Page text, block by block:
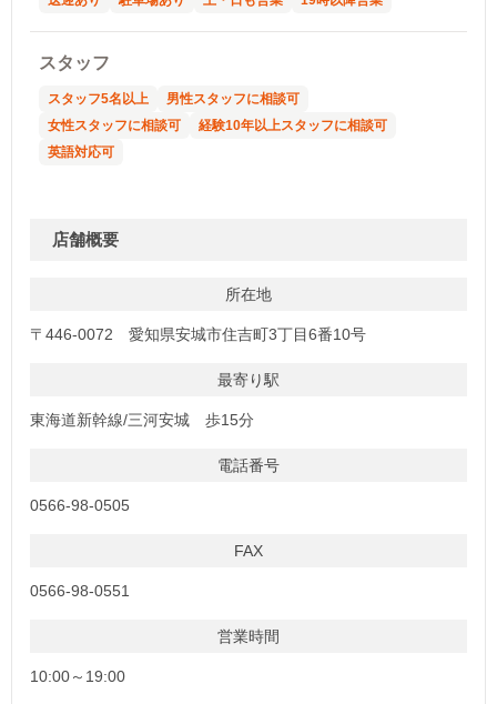
スタッフ
スタッフ5名以上
男性スタッフに相談可
女性スタッフに相談可
経験10年以上スタッフに相談可
英語対応可
店舗概要
所在地
〒446-0072 愛知県安城市住吉町3丁目6番10号
最寄り駅
東海道新幹線/三河安城 歩15分
電話番号
0566-98-0505
FAX
0566-98-0551
営業時間
10:00～19:00